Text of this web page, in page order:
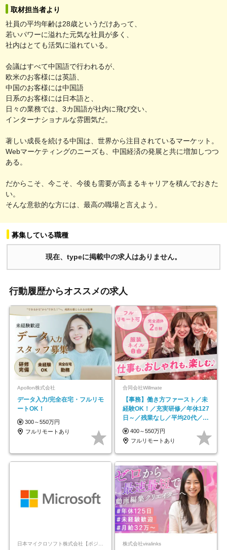
取材担当者より
社員の平均年齢は28歳というだけあって、
若いパワーに溢れた元気な社員が多く、
社内はとても活気に溢れている。
会議はすべて中国語で行われるが、
欧米のお客様には英語、
中国のお客様には中国語
日系のお客様には日本語と、
日々の業務では、3カ国語が社内に飛び交い、
インターナショナルな雰囲気だ。
著しい成長を続ける中国は、世界から注目されているマーケット。
Webマーケティングのニーズも、中国経済の発展と共に増加しつつ
ある。
だからこそ、今こそ、今後も需要が高まるキャリアを積んでおきた
い。
そんな意欲的な方には、最高の職場と言えよう。
募集している職種
現在、typeに掲載中の求人はありません。
行動履歴からオススメの求人
Apollon株式会社
データ入力/完全在宅・フルリモ
ートOK！
300～550万円
フルリモートあり
合同会社Willmate
【事務】働き方ファースト／未
経験OK！／充実研修／年休127
日～／残業なし／平均20代／リ
モートOK
400～550万円
フルリモートあり
日本マイクロソフト株式会社【ポジションマッチ登録】 株式会社viralinks